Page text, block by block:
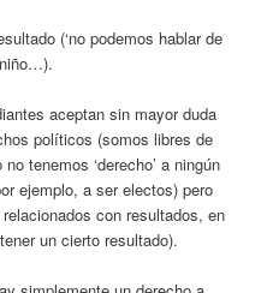
(‘no podemos hablar de
aceptan sin mayor duda
políticos (somos libres de
tenemos ‘derecho’ a ningún
ejemplo, a ser electos) pero
con resultados, en
un cierto resultado).